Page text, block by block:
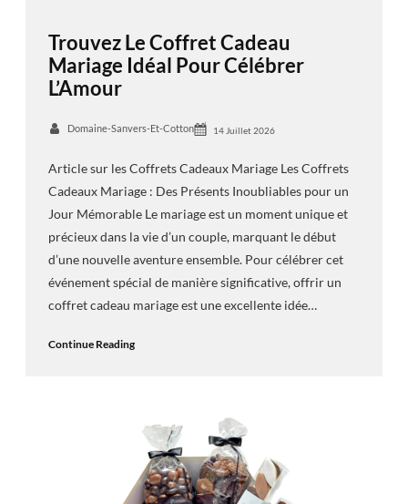
Trouvez Le Coffret Cadeau
Mariage Idéal Pour Célébrer
L’Amour
Domaine-Sanvers-Et-Cotton 14 Juillet 2026
Article sur les Coffrets Cadeaux Mariage Les Coffrets
Cadeaux Mariage : Des Présents Inoubliables pour un
Jour Mémorable Le mariage est un moment unique et
précieux dans la vie d’un couple, marquant le début
d’une nouvelle aventure ensemble. Pour célébrer cet
événement spécial de manière significative, offrir un
coffret cadeau mariage est une excellente idée…
Continue Reading